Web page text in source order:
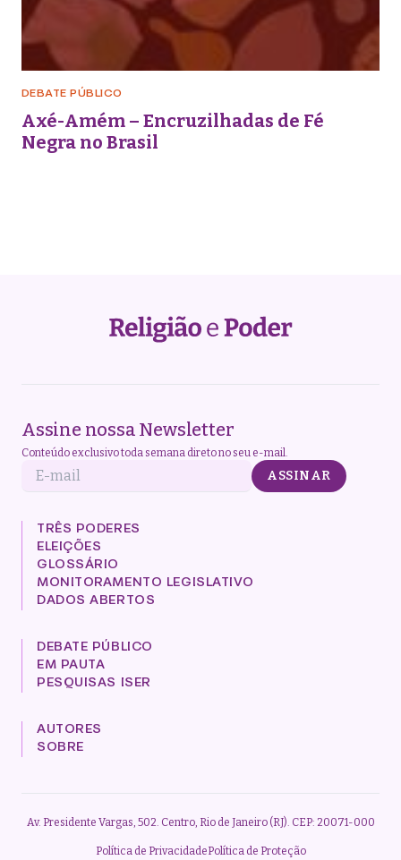
DEBATE PÚBLICO
Axé-Amém – Encruzilhadas de Fé
Negra no Brasil
Assine nossa Newsletter
Conteúdo exclusivo toda semana direto no seu e-mail.
E-mail ASSINAR
TRÊS PODERES
ELEIÇÕES
GLOSSÁRIO
MONITORAMENTO LEGISLATIVO
DADOS ABERTOS
DEBATE PÚBLICO
EM PAUTA
PESQUISAS ISER
AUTORES
SOBRE
Av. Presidente Vargas, 502. Centro, Rio de Janeiro (RJ). CEP: 20071-000
Política de PrivacidadePolítica de Proteção